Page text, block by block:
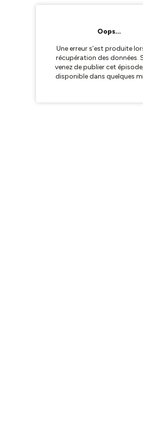
Oops…
Une erreur s’est produite
récupération des données.
venez de publier cet
disponible dans quelques